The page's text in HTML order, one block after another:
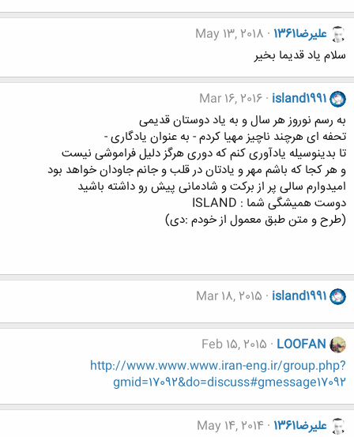
عليرضا1361
May 13, 2018
سلام یاد قدیما بخیر
island1991
Mar 16, 2016
به رسم نوروز هر سال و به یاد دوستان قدیمی
تحفه ای هرچند ناچیز مهیا کردم - به عنوان یادگاری -
تا بدینوسیله یادآوری کنم که دوری هرگز دلیل فراموشی نیست
و هر کجا که باشم مهر و یادتان در قلب و جانم جاودان خواهد بود
امیدوارم سالی پر از برکت و شادمانی پیش رو داشته باشید
دوست همیشگی شما : ISLAND
(طرح و متن طبق معمول از خودم :دی)
island1991
Mar 18, 2015
LOOFAN
Feb 15, 2015
http://www.www.www.iran-eng.ir/group.php?
gmid=17092&do=discuss#gmessage17092
عليرضا1361
May 14, 2014